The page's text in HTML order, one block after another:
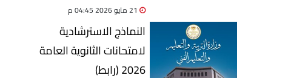
النماذج الاسترشادية
لامتحانات الثانوية العامة
2026 (رابط)